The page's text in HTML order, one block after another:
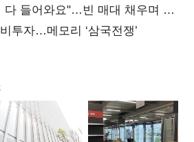
다 들어와요"…빈 매대 채우며 문
투자…메모리 ‘삼국전쟁’